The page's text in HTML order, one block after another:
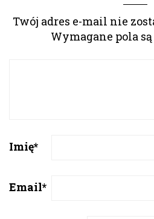
Twój adres e-mail nie
Wymagane pola
Imię*
Email*